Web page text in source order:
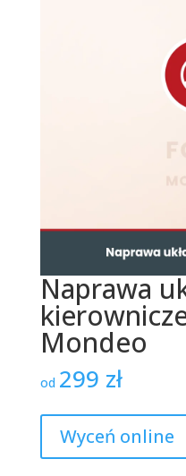
Naprawa
Mondeo
od 299 zł
Wyceń online